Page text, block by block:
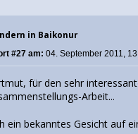
in Baikonur
#27 am: 04. September 2011,
für den sehr
Arbeit...
ein bekanntes Gesicht auf